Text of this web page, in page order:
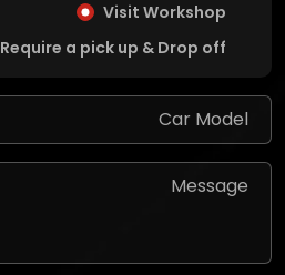
Visit Workshop
Require a pick up & Drop off